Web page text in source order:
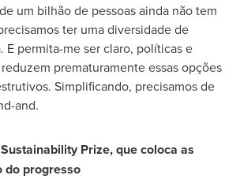
um bilhão de pessoas ainda não tem
ter uma diversidade de
E permita-me ser claro, políticas e
prematuramente essas opções
Simplificando, precisamos de
and.
Prize, que coloca as
do progresso